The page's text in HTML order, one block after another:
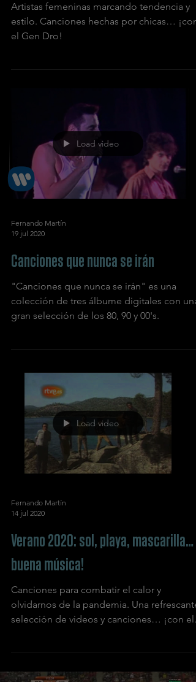
Artistas femeninas marcando tendencia y
estilo. Canciones hechas por chicas… ¡con
el Gen Dro!
Load video
Fernando Martín
19 jul 2020
Canciones que nunca se irán
"Canciones que nunca se irán" es una
colección de tres álbume digitales con una
gran selección de los 80, 90 y 00's.
Load video
Fernando Martín
14 jul 2020
Verano 2020: sol, playa, mascarilla… ¡y
buena música!
Canciones para combatir el calor y
olvidarnos de la pandemia. Una refrescante
selección de videos y canciones… ¡con el